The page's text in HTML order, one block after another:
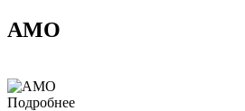
AMO
Подробнее